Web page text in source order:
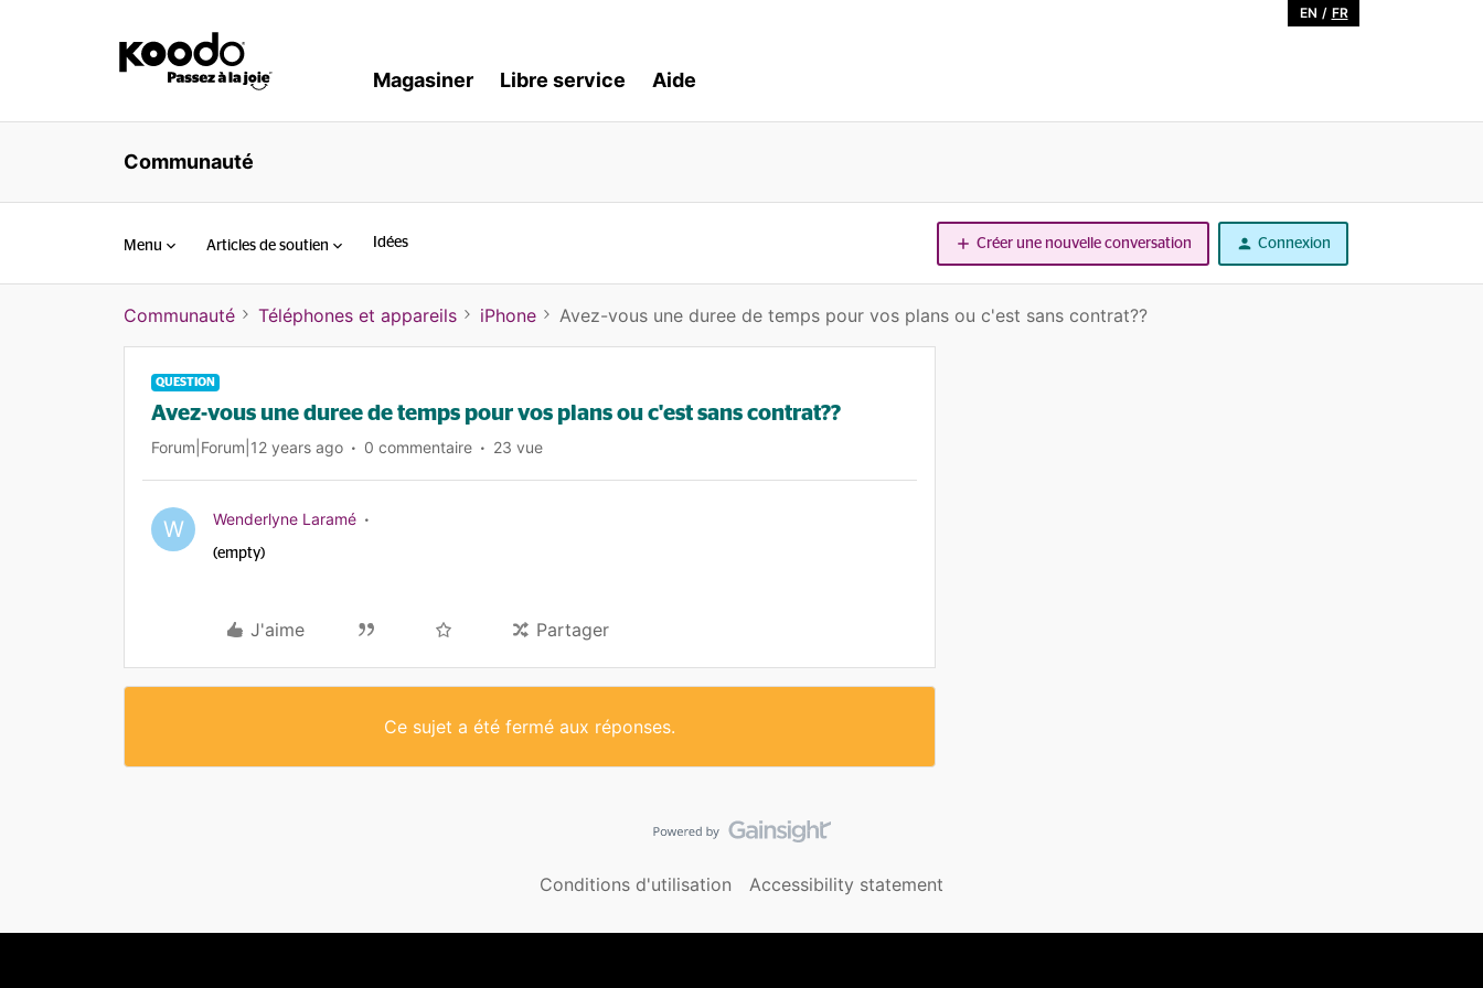
EN / FR
Magasiner Libre service Aide
Communauté
Menu Articles de soutien Idées Créer une nouvelle conversation Connexion
Communauté Téléphones et appareils iPhone Avez-vous une duree de temps pour vos plans ou c'est sans contrat??
QUESTION
Avez-vous une duree de temps pour vos plans ou c'est sans contrat??
Forum|Forum|12 years ago 0 commentaire 23 vue
W Wenderlyne Laramé
(empty)
J'aime Partager
Ce sujet a été fermé aux réponses.
Conditions d'utilisation Accessibility statement